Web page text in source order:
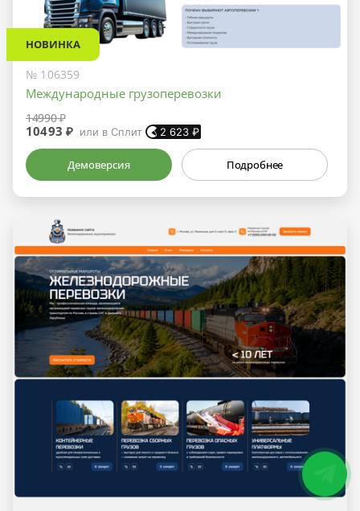
НОВИНКА
№ 106359
Международные грузоперевозки
14990 ₽
10493 ₽ или в Сплит 2 623 ₽
Демоверсия Подробнее